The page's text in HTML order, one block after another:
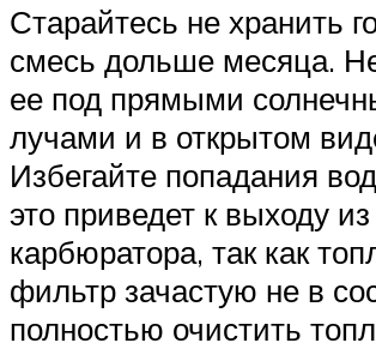
Старайтесь не хранить
смесь дольше месяца.
ее под прямыми
лучами и в открытом
Избегайте попадания
это приведет к выходу
карбюратора, так как
фильтр зачастую не в
полностью очистить